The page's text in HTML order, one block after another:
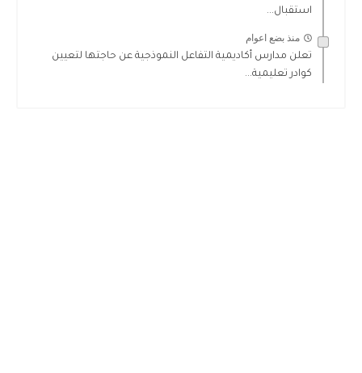
استقبال...
منذ بضع اعوام
تعلن مدارس أكاديمية التفاعل النموذجية عن حاجتها لتعيين
كوادر تعليمية...